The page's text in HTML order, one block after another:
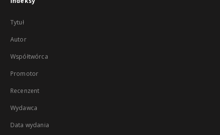
Tytuł
Autor
Współtwórca
Promotor
Recenzent
Wydawca
Data wydania